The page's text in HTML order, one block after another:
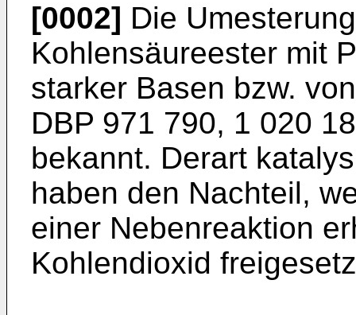
[0002] Die
Kohlensäureester mit
starker Basen bzw.
DBP 971 790, 1 020
bekannt. Derart
haben den Nachteil,
einer Nebenreaktion
Kohlendioxid